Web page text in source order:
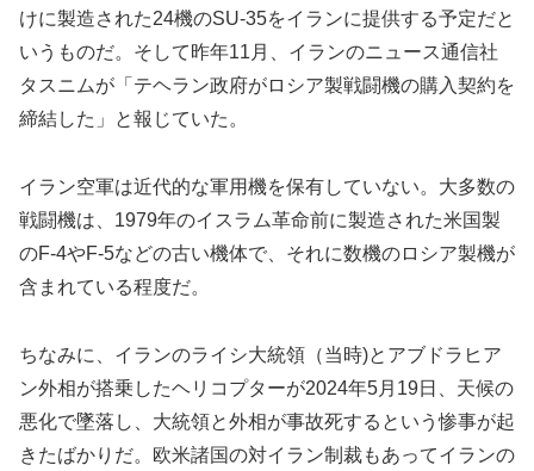
けに製造された24機のSU-35をイランに提供する予定だと
いうものだ。そして昨年11月、イランのニュース通信社
タスニムが「テヘラン政府がロシア製戦闘機の購入契約を
締結した」と報じていた。
イラン空軍は近代的な軍用機を保有していない。大多数の
戦闘機は、1979年のイスラム革命前に製造された米国製
のF-4やF-5などの古い機体で、それに数機のロシア製機が
含まれている程度だ。
ちなみに、イランのライシ大統領（当時)とアブドラヒア
ン外相が搭乗したヘリコプターが2024年5月19日、天候の
悪化で墜落し、大統領と外相が事故死するという惨事が起
きたばかりだ。欧米諸国の対イラン制裁もあってイランの